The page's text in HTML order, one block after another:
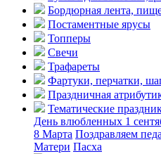
Бордюрная лента,
Постаментные ярусы
Топперы
Свечи
Трафареты
Фартуки, перчатки,
Праздничная
Тематические
День влюбленных 1
8 Марта Поздравляем
Матери Пасха